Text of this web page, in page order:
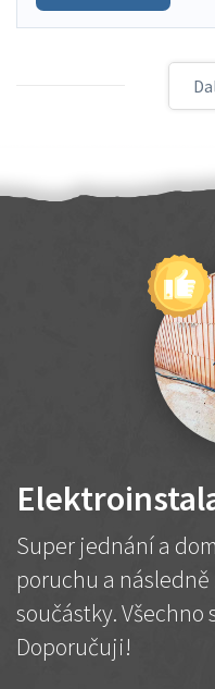
Super jednání a
poruchu a
součástky.
Doporučuji!